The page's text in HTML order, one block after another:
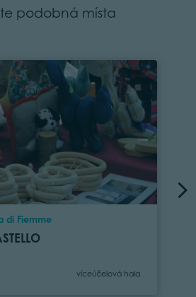
podobná místa
di Fiemme
Category
víceúčelová hala